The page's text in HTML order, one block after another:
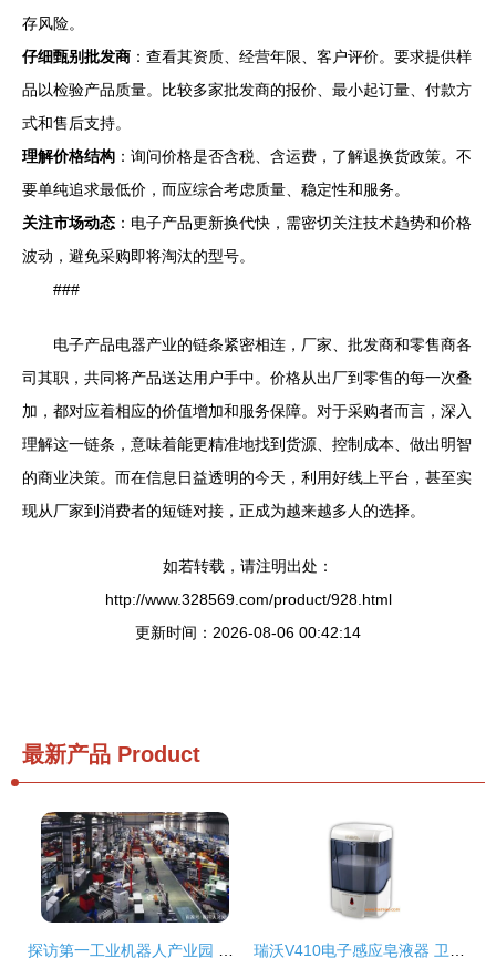
存风险。
仔细甄别批发商 ：查看其资质、经营年限、客户评价。要求提供样
品以检验产品质量。比较多家批发商的报价、最小起订量、付款方
式和售后支持。
理解价格结构 ：询问价格是否含税、含运费，了解退换货政策。不
要单纯追求最低价，而应综合考虑质量、稳定性和服务。
关注市场动态 ：电子产品更新换代快，需密切关注技术趋势和价格
波动，避免采购即将淘汰的型号。
###
电子产品电器产业的链条紧密相连，厂家、批发商和零售商各
司其职，共同将产品送达用户手中。价格从出厂到零售的每一次叠
加，都对应着相应的价值增加和服务保障。对于采购者而言，深入
理解这一链条，意味着能更精准地找到货源、控制成本、做出明智
的商业决策。而在信息日益透明的今天，利用好线上平台，甚至实
现从厂家到消费者的短链对接，正成为越来越多人的选择。
如若转载，请注明出处：
http://www.328569.com/product/928.html
更新时间：2026-08-06 00:42:14
最新产品 Product